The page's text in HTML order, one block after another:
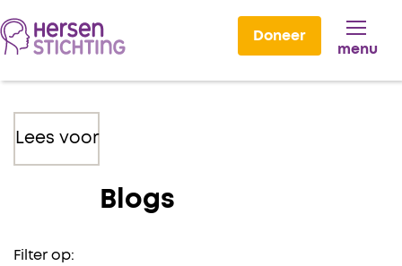
Doneer
menu
Lees voor
Blogs
Filter op: